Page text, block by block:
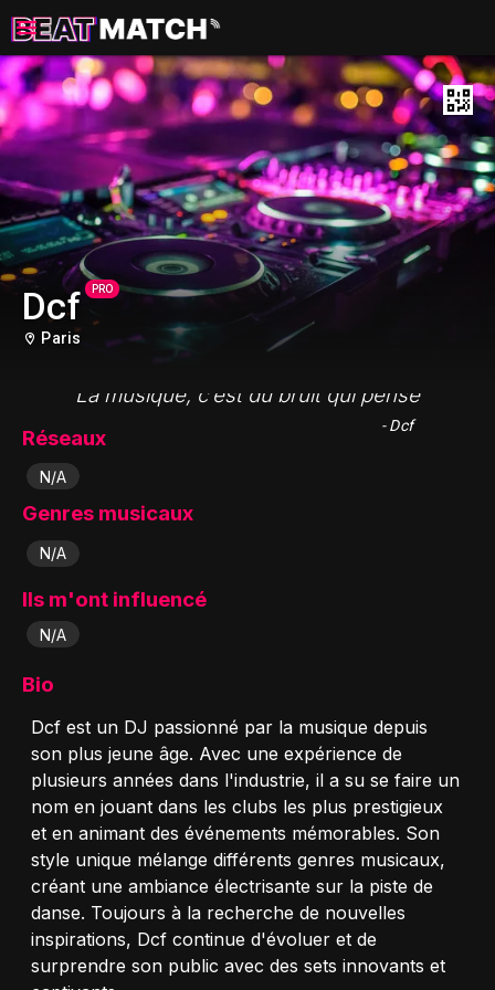
Dcf PRO
Paris
"La musique, c’est du bruit qui pense"
- Dcf
Réseaux
N/A
Genres musicaux
N/A
Ils m'ont influencé
N/A
Bio
Dcf est un DJ passionné par la musique depuis
son plus jeune âge. Avec une expérience de
plusieurs années dans l'industrie, il a su se faire un
nom en jouant dans les clubs les plus prestigieux
et en animant des événements mémorables. Son
style unique mélange différents genres musicaux,
créant une ambiance électrisante sur la piste de
danse. Toujours à la recherche de nouvelles
inspirations, Dcf continue d'évoluer et de
surprendre son public avec des sets innovants et